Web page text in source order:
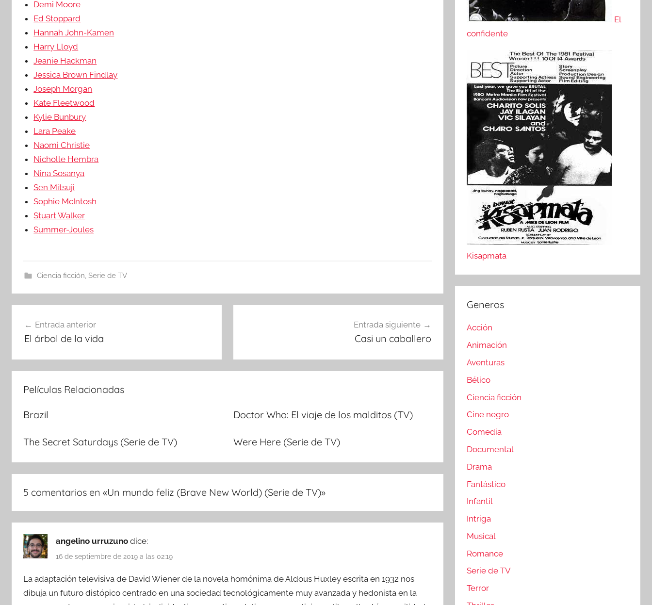
Demi Moore
Ed Stoppard
Hannah John-Kamen
Harry Lloyd
Jeanie Hackman
Jessica Brown Findlay
Joseph Morgan
Kate Fleetwood
Kylie Bunbury
Lara Peake
Naomi Christie
Nicholle Hembra
Nina Sosanya
Sen Mitsuji
Sophie McIntosh
Stuart Walker
Summer-Joules
Ciencia ficción, Serie de TV
Navegación
de
entradas
Entrada anterior
El árbol de la vida
Entrada siguiente
Casi un caballero
Películas Relacionadas
Brazil Doctor Who: El viaje de los malditos (TV)
The Secret Saturdays (Serie de TV) Were Here (Serie de TV)
5 comentarios en «Un mundo feliz (Brave New World) (Serie de TV)»
angelino urruzuno dice:
16 de septiembre de 2019 a las 02:19
La adaptación televisiva de David Wiener de la novela homónima de Aldous Huxley escrita en 1932 nos
dibuja un futuro distópico centrado en una sociedad tecnológicamente muy avanzada y hedonista en la
El
confidente
Kisapmata
Generos
Acción
Animación
Aventuras
Bélico
Ciencia ficción
Cine negro
Comedia
Documental
Drama
Fantástico
Infantil
Intriga
Musical
Romance
Serie de TV
Terror